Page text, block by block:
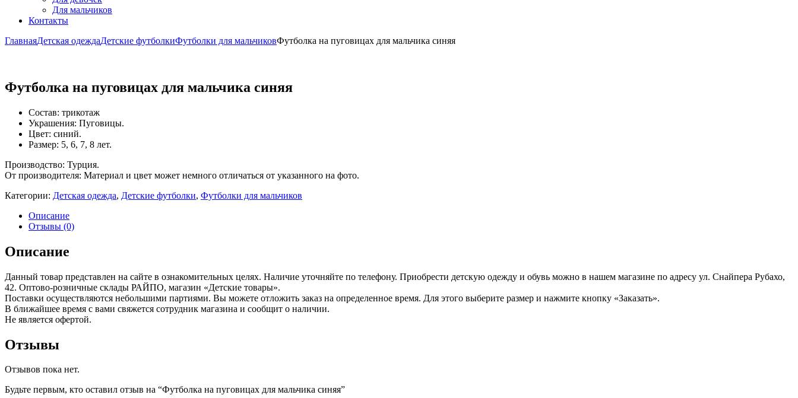
Для мальчиков
Контакты
ГлавнаяДетская одеждаДетские футболкиФутболки для мальчиковФутболка на пуговицах для мальчика синяя
Футболка на пуговицах для мальчика синяя
Состав: трикотаж
Украшения: Пуговицы.
Цвет: синий.
Размер: 5, 6, 7, 8 лет.
Производство: Турция.
От производителя: Материал и цвет может немного отличаться от указанного на фото.
Категории: Детская одежда, Детские футболки, Футболки для мальчиков
Описание
Отзывы (0)
Описание
Данный товар представлен на сайте в ознакомительных целях. Наличие уточняйте по телефону. Приобрести детскую одежду и обувь можно в нашем магазине по адресу ул. Снайпера Рубахо,
42. Оптово-розничные склады РАЙПО, магазин «Детские товары».
Поставки осуществляются небольшими партиями. Вы можете отложить заказ на определенное время. Для этого выберите размер и нажмите кнопку «Заказать».
В ближайшее время с вами свяжется сотрудник магазина и сообщит о наличии.
Не является офертой.
Отзывы
Отзывов пока нет.
Будьте первым, кто оставил отзыв на “Футболка на пуговицах для мальчика синяя”